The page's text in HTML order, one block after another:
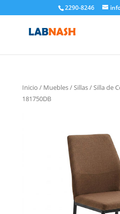
2290-8246
Inicio / Muebles/Sillas/ Silla de
181750DB